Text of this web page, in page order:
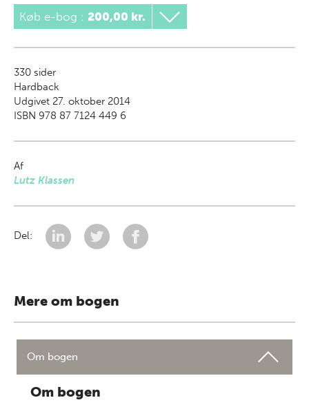
Køb e-bog : 200,00 kr.
330 sider
Hardback
Udgivet 27. oktober 2014
ISBN 978 87 7124 449 6
Af
Lutz Klassen
Del:
Mere om bogen
Om bogen
Om bogen